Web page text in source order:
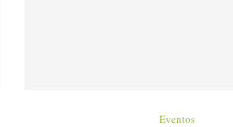
Eventos